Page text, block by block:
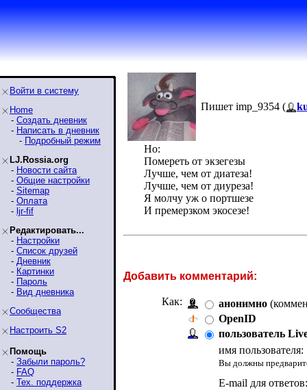
Войти в систему
Home
- Создать дневник
- Написать в дневник
- Подробный режим
LJ.Rossia.org
- Новости сайта
- Общие настройки
- Sitemap
- Оплата
- ljr-fif
Редактировать...
- Настройки
- Список друзей
- Дневник
- Картинки
- Пароль
- Вид дневника
Сообщества
Настроить S2
Помощь
- Забыли пароль?
- FAQ
- Тех. поддержка
Пишет imp_9354 (
Но:
Помереть от экзегезы
Лучше, чем от диатеза!
Лучше, чем от диуреза!
Я молчу уж о портшезе
И премерзком экосезе!
Добавить комментарий:
Как: анонимно
OpenID
пользователь
имя пользователя:
Вы должны
E-mail для